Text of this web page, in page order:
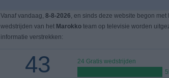
Vanaf vandaag, 8-8-2026, en sinds deze website begon
wedstrijden van het Marokkoteam op televisie worden
informatie verstrekken:
43
24 Gratis wedstrijden